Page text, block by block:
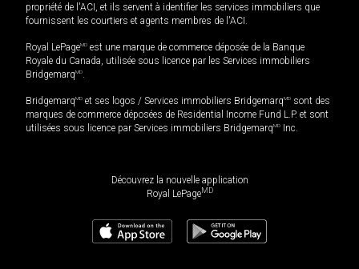
propriété de l'ACI, et ils servent à identifier les services immobiliers que
fournissent les courtiers et agents membres de l'ACI.
Royal LePageMD est une marque de commerce déposée de la Banque
Royale du Canada, utilisée sous licence par les Services immobiliers
BridgemarqMD
BridgemarqMD et ses logos / Services immobiliers BridgemarqMD sont des
marques de commerce déposées de Residential Income Fund L.P. et sont
utilisées sous licence par Services immobiliers BridgemarqMD Inc.
Découvrez la nouvelle application
Royal LePageMD